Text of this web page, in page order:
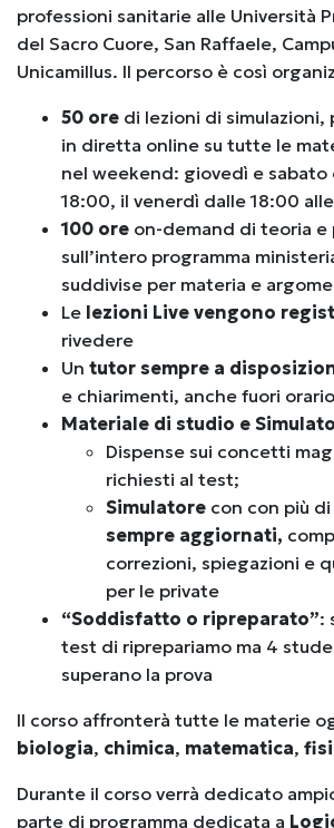
professioni sanitarie alle Università
del Sacro Cuore, San Raffaele,
Unicamillus. Il percorso è così
50 ore di lezioni di
in diretta online su tutte le
nel weekend: giovedì e sabato
18:00, il venerdì dalle 18:00
100 ore on-demand di teoria
sull’intero programma
suddivise per materia e
Le lezioni Live vengono
rivedere
Un tutor sempre a
e chiarimenti, anche fuori
Materiale di studio e
Dispense sui concetti
richiesti al test;
Simulatore con con più
sempre aggiornati,
correzioni, spiegazioni e
per le private
“Soddisfatto o ripreparato”:
test di riprepariamo ma 4
superano la prova
Il corso affronterà tutte le materie
biologia, chimica, matematica,
Durante il corso verrà dedicato
parte di programma dedicata a